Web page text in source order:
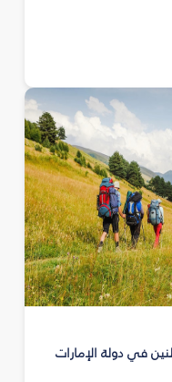
في دولة الإمارات